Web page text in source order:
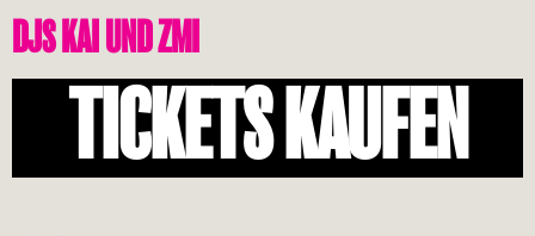
DJS KAI UND ZMI
TICKETS KAUFEN